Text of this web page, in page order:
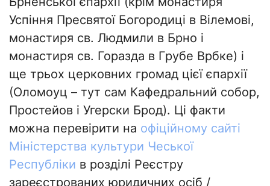
Успіння Пресвятої Богородиці в Вілемові,
монастиря св. Людмили в Брно і
монастиря св. Горазда в Грубе Врбке) і
ще трьох церковних громад цієї єпархії
(Оломоуц – тут сам Кафедральний собор,
Простейов і Угерски Брод). Ці факти
можна перевірити на офіційному сайті
Міністерства культури Чеської
Республіки в розділі Реєстру
зареєстрованих юридичних осіб /